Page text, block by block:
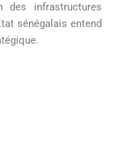
infrastructures
sénégalais entend